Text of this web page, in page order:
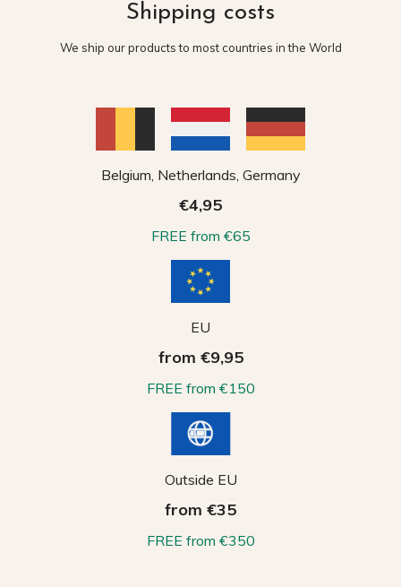
Shipping costs
We ship our products to most countries in the World
Belgium, Netherlands, Germany
€4,95
FREE from €65
EU
from €9,95
FREE from €150
Outside EU
from €35
FREE from €350